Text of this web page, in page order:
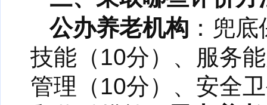
公办养老机构 ：兜
技能（10分）、服务
管理（10分）、安全